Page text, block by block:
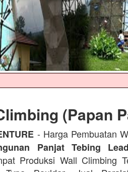
(Papan
- Harga Pembuatan
Panjat Tebing Lead
Produksi Wall Climbing